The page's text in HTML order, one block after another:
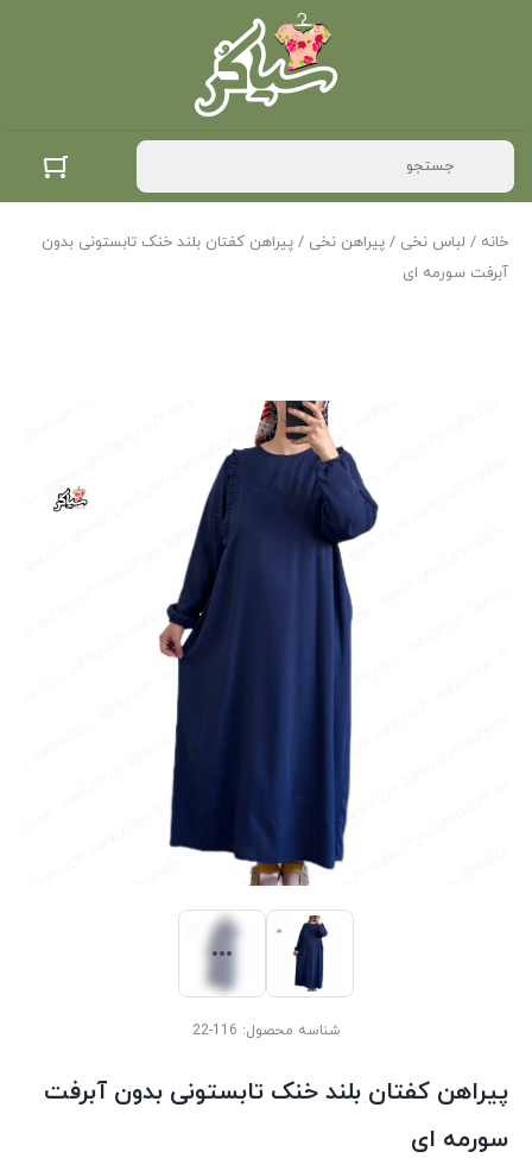
خانه / لباس نخی / پیراهن نخی / پیراهن کفتان بلند خنک تابستونی بدون
آبرفت سورمه ای
شناسه محصول: 116-22
پیراهن کفتان بلند خنک تابستونی بدون آبرفت
سورمه ای